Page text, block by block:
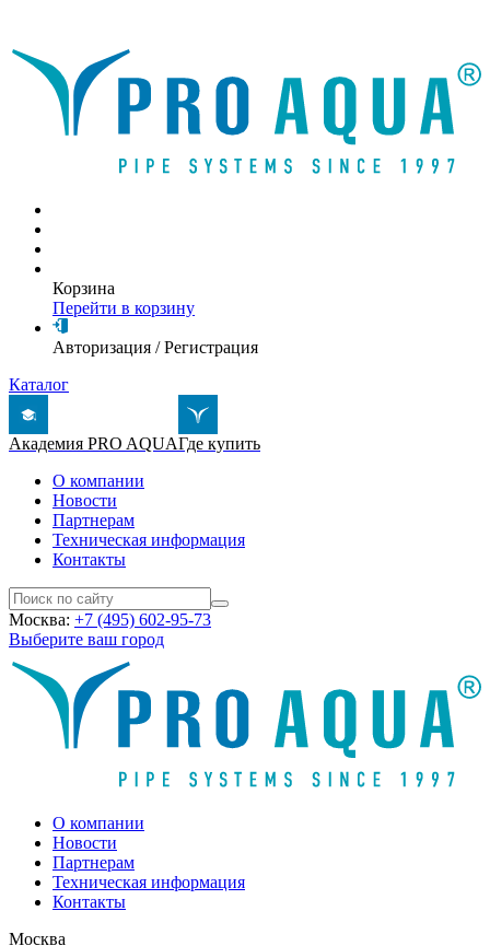
Корзина
Перейти в корзину
Авторизация /Регистрация
Каталог
Академия PRO AQUAГде купить
О компании
Новости
Партнерам
Техническая информация
Контакты
Москва: +7 (495) 602-95-73
Выберите ваш город
О компании
Новости
Партнерам
Техническая информация
Контакты
Москва